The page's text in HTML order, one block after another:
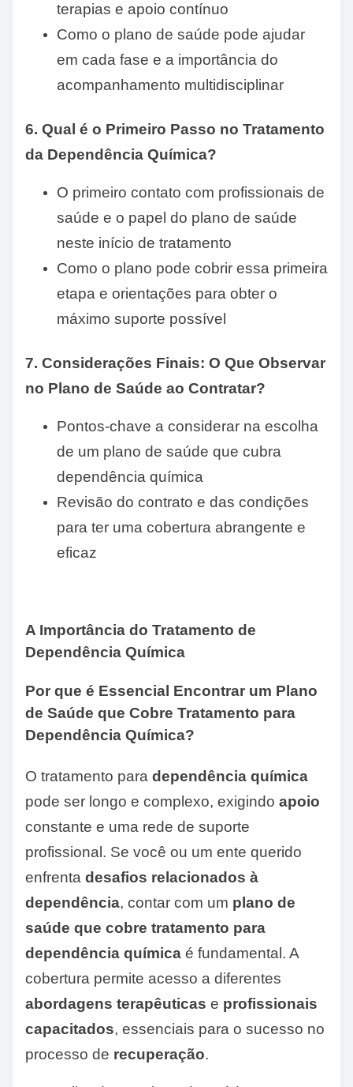
terapias e apoio contínuo
Como o plano de saúde pode ajudar
em cada fase e a importância do
acompanhamento multidisciplinar
6. Qual é o Primeiro Passo no Tratamento
da Dependência Química?
O primeiro contato com profissionais de
saúde e o papel do plano de saúde
neste início de tratamento
Como o plano pode cobrir essa primeira
etapa e orientações para obter o
máximo suporte possível
7. Considerações Finais: O Que Observar
no Plano de Saúde ao Contratar?
Pontos-chave a considerar na escolha
de um plano de saúde que cubra
dependência química
Revisão do contrato e das condições
para ter uma cobertura abrangente e
eficaz
A Importância do Tratamento de
Dependência Química
Por que é Essencial Encontrar um Plano
de Saúde que Cobre Tratamento para
Dependência Química?
O tratamento para dependência química
pode ser longo e complexo, exigindo apoio
constante e uma rede de suporte
profissional. Se você ou um ente querido
enfrenta desafios relacionados à
dependência, contar com um plano de
saúde que cobre tratamento para
dependência química é fundamental. A
cobertura permite acesso a diferentes
abordagens terapêuticas e profissionais
capacitados, essenciais para o sucesso no
processo de recuperação.